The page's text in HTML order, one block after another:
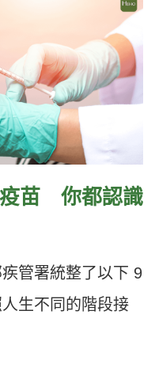
疫苗 你都認識
管署統整了以下 9
生不同的階段接